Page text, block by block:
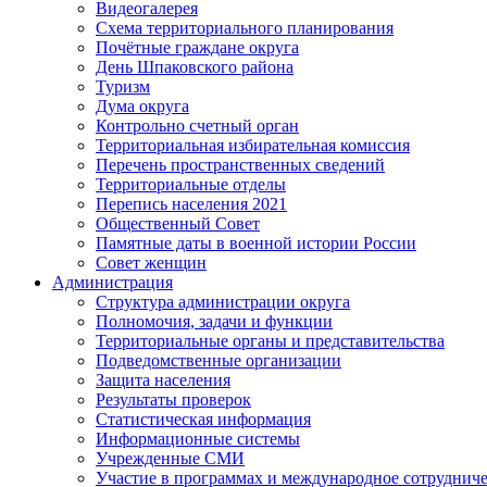
Видеогалерея
Схема территориального планирования
Почётные граждане округа
День Шпаковского района
Туризм
Дума округа
Контрольно счетный орган
Территориальная избирательная комиссия
Перечень пространственных сведений
Территориальные отделы
Перепись населения 2021
Общественный Совет
Памятные даты в военной истории России
Совет женщин
Администрация
Структура администрации округа
Полномочия, задачи и функции
Территориальные органы и представительства
Подведомственные организации
Защита населения
Результаты проверок
Статистическая информация
Информационные системы
Учрежденные СМИ
Участие в программах и международное